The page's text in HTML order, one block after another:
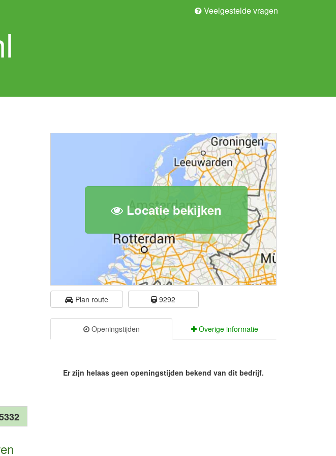
Veelgestelde vragen
Locatie bekijken
Plan route 9292
Openingstijden Overige informatie
Er zijn helaas geen openingstijden bekend van dit bedrijf.